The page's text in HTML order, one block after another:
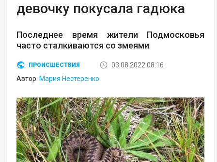
девочку покусала гадюка
Последнее время жители Подмосковья
часто сталкиваются со змеями
ПРОИСШЕСТВИЯ
03.08.2022 08:16
Автор: Мария Нестеренко